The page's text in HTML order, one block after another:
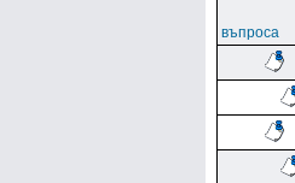
въпроса